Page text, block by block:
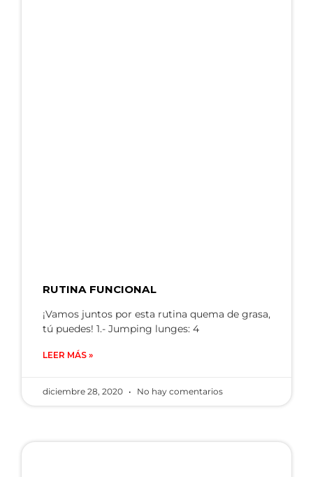
RUTINA FUNCIONAL
¡Vamos juntos por esta rutina quema de grasa,
tú puedes! 1.- Jumping lunges: 4
LEER MÁS »
diciembre 28, 2020 No hay comentarios